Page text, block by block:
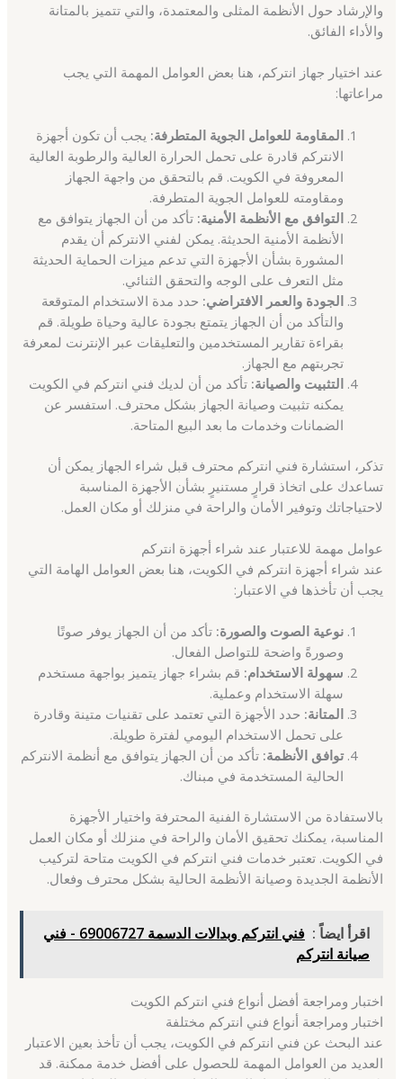
والإرشاد حول الأنظمة المثلى والمعتمدة، والتي تتميز بالمتانة
والأداء الفائق.
عند اختيار جهاز انتركم، هنا بعض العوامل المهمة التي يجب
مراعاتها:
المقاومة للعوامل الجوية المتطرفة: يجب أن تكون أجهزة
الانتركم قادرة على تحمل الحرارة العالية والرطوبة العالية
المعروفة في الكويت. قم بالتحقق من واجهة الجهاز
ومقاومته للعوامل الجوية المتطرفة.
التوافق مع الأنظمة الأمنية: تأكد من أن الجهاز يتوافق مع
الأنظمة الأمنية الحديثة. يمكن لفني الانتركم أن يقدم
المشورة بشأن الأجهزة التي تدعم ميزات الحماية الحديثة
مثل التعرف على الوجه والتحقق الثنائي.
الجودة والعمر الافتراضي: حدد مدة الاستخدام المتوقعة
والتأكد من أن الجهاز يتمتع بجودة عالية وحياة طويلة. قم
بقراءة تقارير المستخدمين والتعليقات عبر الإنترنت لمعرفة
تجربتهم مع الجهاز.
التثبيت والصيانة: تأكد من أن لديك فني انتركم في الكويت
يمكنه تثبيت وصيانة الجهاز بشكل محترف. استفسر عن
الضمانات وخدمات ما بعد البيع المتاحة.
تذكر، استشارة فني انتركم محترف قبل شراء الجهاز يمكن أن
تساعدك على اتخاذ قرارٍ مستنيرٍ بشأن الأجهزة المناسبة
لاحتياجاتك وتوفير الأمان والراحة في منزلك أو مكان العمل.
عوامل مهمة للاعتبار عند شراء أجهزة انتركم
عند شراء أجهزة انتركم في الكويت، هنا بعض العوامل الهامة التي
يجب أن تأخذها في الاعتبار:
نوعية الصوت والصورة: تأكد من أن الجهاز يوفر صوتًا
وصورةً واضحة للتواصل الفعال.
سهولة الاستخدام: قم بشراء جهاز يتميز بواجهة مستخدم
سهلة الاستخدام وعملية.
المتانة: حدد الأجهزة التي تعتمد على تقنيات متينة وقادرة
على تحمل الاستخدام اليومي لفترة طويلة.
توافق الأنظمة: تأكد من أن الجهاز يتوافق مع أنظمة الانتركم
الحالية المستخدمة في مبناك.
بالاستفادة من الاستشارة الفنية المحترفة واختيار الأجهزة
المناسبة، يمكنك تحقيق الأمان والراحة في منزلك أو مكان العمل
في الكويت. تعتبر خدمات فني انتركم في الكويت متاحة لتركيب
الأنظمة الجديدة وصيانة الأنظمة الحالية بشكل محترف وفعال.
اقرأ ايضاً :
فني انتركم وبدالات الدسمة 69006727 - فني
صيانة انتركم
اختبار ومراجعة أفضل أنواع فني انتركم الكويت
اختبار ومراجعة أنواع فني انتركم مختلفة
عند البحث عن فني انتركم في الكويت، يجب أن تأخذ بعين الاعتبار
العديد من العوامل المهمة للحصول على أفضل خدمة ممكنة. قد